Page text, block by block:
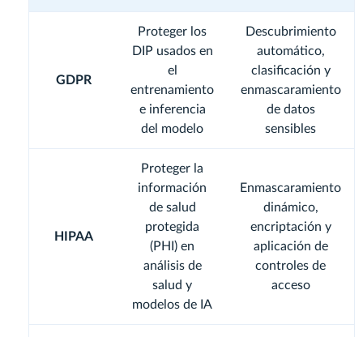
GDPR
Proteger los
DIP usados en
el
entrenamiento
e inferencia
del modelo
Descubrimiento
automático,
clasificación y
enmascaramiento
de datos
sensibles
HIPAA
Proteger la
información
de salud
protegida
(PHI) en
análisis de
salud y
modelos de IA
Enmascaramiento
dinámico,
encriptación y
aplicación de
controles de
acceso